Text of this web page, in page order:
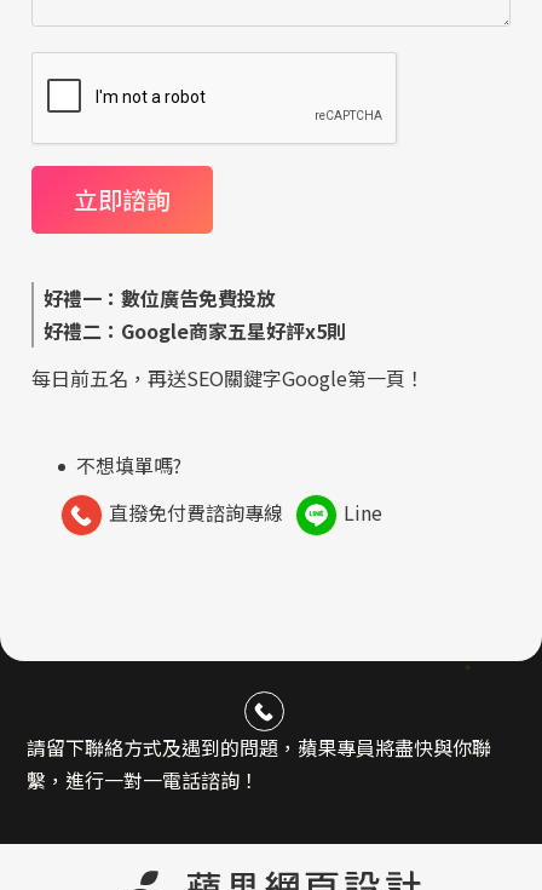
好禮一：數位廣告免費投放
好禮二：Google商家五星好評x5則
每日前五名，再送SEO關鍵字Google第一頁！
不想填單嗎?
直撥免付費諮詢專線
Line
請留下聯絡方式及遇到的問題，蘋果專員將盡快與你聯
繫，進行一對一電話諮詢！